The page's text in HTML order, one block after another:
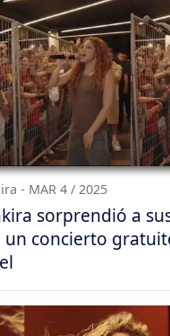
- MAR 4 / 2025
sorprendió a
un concierto